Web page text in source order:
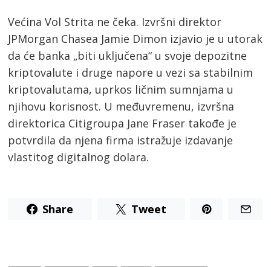
Većina Vol Strita ne čeka. Izvršni direktor
JPMorgan Chasea Jamie Dimon izjavio je u utorak
da će banka „biti uključena“ u svoje depozitne
kriptovalute i druge napore u vezi sa stabilnim
kriptovalutama, uprkos ličnim sumnjama u
njihovu korisnost. U međuvremenu, izvršna
direktorica Citigroupa Jane Fraser takođe je
potvrdila da njena firma istražuje izdavanje
vlastitog digitalnog dolara.
Share Tweet
navigation